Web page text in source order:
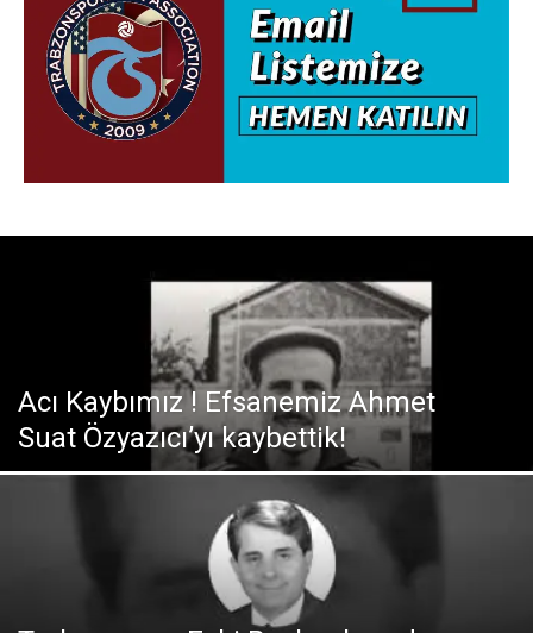
Acı Kaybımız ! Efsanemiz Ahmet
Suat Özyazıcı’yı kaybettik!